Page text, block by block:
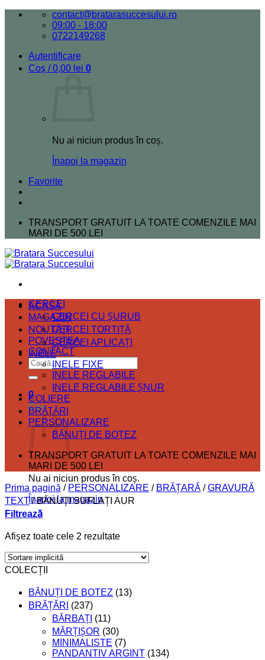
Skip
contact@bratarasuccesului.ro
09:00 - 18:00
0722149268
Autentificare
Coș /0,00 lei 0
Nu ai niciun produs în coș.
Înapoi la magazin
Favorite
TRANSPORT GRATUIT LA TOATE COMENZILE MAI
MARI DE 500 LEI
ACASĂ
MAGAZIN
NOUTĂȚI
POVESTEA
CONTACT
Caută
după:
0
Coș
Nu ai niciun produs în coș.
Înapoi la magazin
CERCEI
CERCEI CU ȘURUB
CERCEI TORTIȚĂ
CERCEI APLICAȚI
INELE
INELE FIXE
INELE REGLABILE
INELE REGLABILE ȘNUR
COLIERE
BRĂȚĂRI
PERSONALIZARE
BĂNUȚI DE BOTEZ
TRANSPORT GRATUIT LA TOATE COMENZILE MAI
MARI DE 500 LEI
Prima pagină / PERSONALIZARE / BRĂȚARĂ / GRAVURĂ
TEXT /BĂNUȚI SUFLAȚI AUR
Filtrează
Afișez toate cele 2 rezultate
COLECȚII
BĂNUȚI DE BOTEZ (13)
BRĂȚĂRI (237)
BĂRBAȚI (11)
MĂRȚIȘOR (30)
MINIMALISTE (7)
PANDANTIV ARGINT (134)